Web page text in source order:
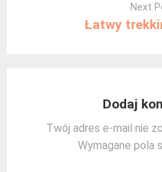
Next
Łatwy
Dodaj
Twój adres e-mail nie
Wymagane pola